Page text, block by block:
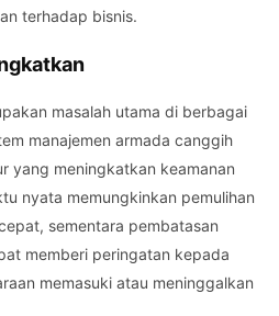
terhadap bisnis.
masalah utama di berbagai
manajemen armada canggih
yang meningkatkan keamanan
nyata memungkinkan pemulihan
sementara pembatasan
memberi peringatan kepada
memasuki atau meninggalkan